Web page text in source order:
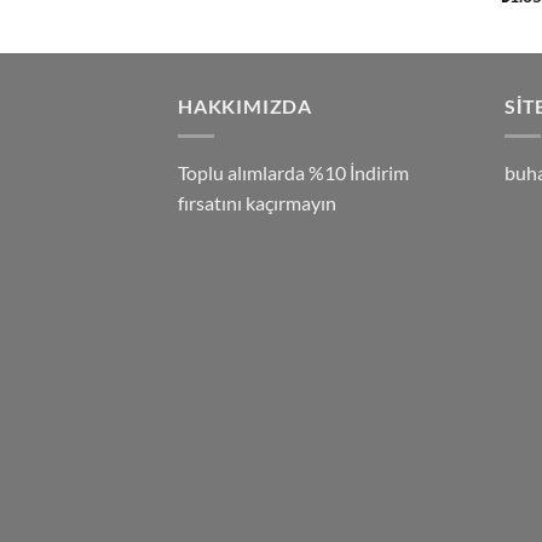
HAKKIMIZDA
Toplu alımlarda %10 İndirim
fırsatını kaçırmayın